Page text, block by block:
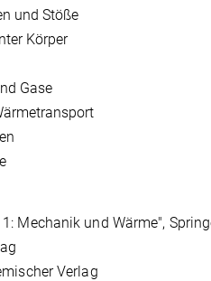
und Stöße
Körper
Gase
Mechanik und Wärme",
Verlag